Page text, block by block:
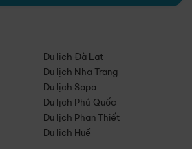
Du lịch Đà Lạt
Du lịch Nha Trang
Du lịch Sapa
Du lịch Phú Quốc
Du lịch Phan Thiết
Du lịch Huế